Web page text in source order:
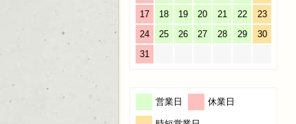
17
18 19 20 21 22
23
24
25 26 27 28 29
30
31
営業日 休業日